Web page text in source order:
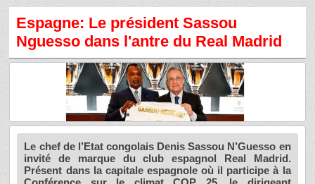
Espagne: Le président Sassou
Nguesso dans l'antre du Real Madrid
Le chef de l’Etat congolais Denis Sassou N’Guesso en
invité de marque du club espagnol Real Madrid.
Présent dans la capitale espagnole où il participe à la